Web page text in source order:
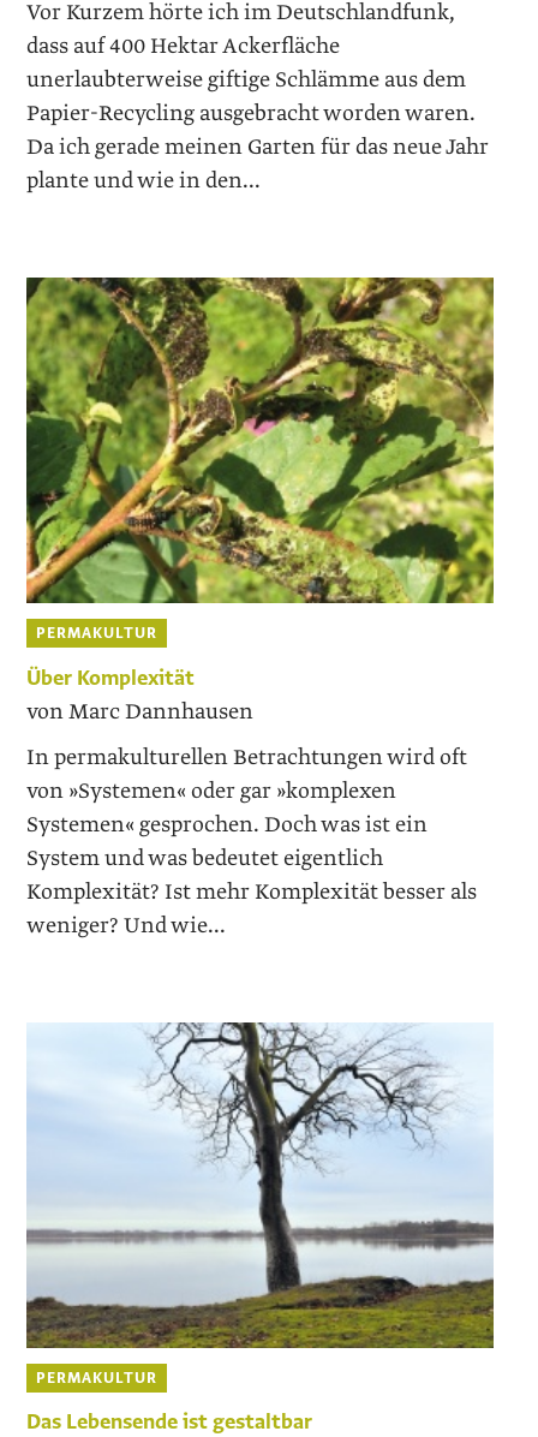
Vor Kurzem hörte ich im Deutschlandfunk,
dass auf 400 Hektar Ackerfläche
unerlaubterweise giftige Schlämme aus dem
Papier-Recycling ausgebracht worden waren.
Da ich gerade meinen Garten für das neue Jahr
plante und wie in den...
PERMAKULTUR
Über Komplexität
von Marc Dannhausen
In permakulturellen Betrachtungen wird oft
von »Systemen« oder gar »komplexen
Systemen« gesprochen. Doch was ist ein
System und was bedeutet eigentlich
Komplexität? Ist mehr Komplexität besser als
weniger? Und wie...
PERMAKULTUR
Das Lebensende ist gestaltbar